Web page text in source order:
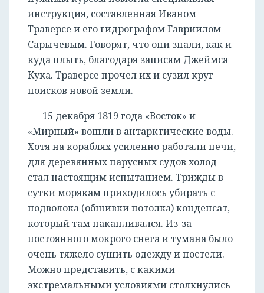
инструкция, составленная Иваном
Траверсе и его гидрографом Гавриилом
Сарычевым. Говорят, что они знали, как и
куда плыть, благодаря записям Джеймса
Кука. Траверсе прочел их и сузил круг
поисков новой земли.
15 декабря 1819 года «Восток» и
«Мирный» вошли в антарктические воды.
Хотя на кораблях усиленно работали печи,
для деревянных парусных судов холод
стал настоящим испытанием. Трижды в
сутки морякам приходилось убирать с
подволока (обшивки потолка) конденсат,
который там накапливался. Из-за
постоянного мокрого снега и тумана было
очень тяжело сушить одежду и постели.
Можно представить, с какими
экстремальными условиями столкнулись
РЕГИСТРАЦИЯ